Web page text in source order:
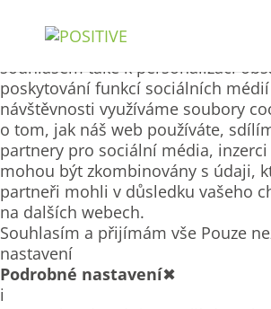
K zajištění funkčnosti webových
souhlasem také k personalizaci
poskytování funkcí sociálních
návštěvnosti využíváme soubory
o tom, jak náš web používáte,
partnery pro sociální média, inzerci
mohou být zkombinovány s údaji,
partneři mohli v důsledku vašeho
na dalších webech.
Souhlasím a přijímám vše Pouze
nastavení
Podrobné nastavení✖
i